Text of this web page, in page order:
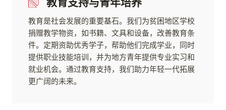
教育是社会发展的重要基石。我们为贫困地区学校
捐赠教学物资，如书籍、文具和设备，改善教育条
件。定期资助优秀学子，帮助他们完成学业，同时
提供职业技能培训，并为地方青年提供专业实习和
就业机会。通过教育支持，我们助力年轻一代拓展
更广阔的未来。